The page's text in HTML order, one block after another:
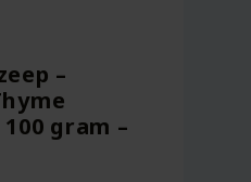
–
gram –